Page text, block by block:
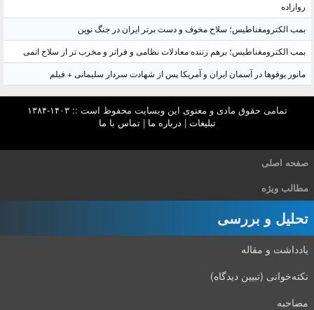
روازاده
بمب الکترومغناطیس؛ سلاح مخوف و دست برتر ایران در جنگ نوین
بمب الکترومغناطیس؛ برهم زننده معادلات نظامی و فراتر و مخرب تر از سلاح اتمی
مانور یوفوها در آسمان ایران و آمریکا پس از شهادت سردار سلیمانی + فیلم
تمامی حقوق مادی و معنوی این وبسایت محفوظ است :: ۱۴۰۳-۱۳۸۴
تبلیغات | درباره ما |تماس با ما
صفحه اصلی
مطالب ویژه
تحلیل و بررسی
یادداشت و مقاله
نکته‌خوانی (تبیین دیدگاه)
مصاحبه